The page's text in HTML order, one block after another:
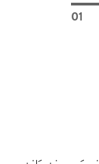
01